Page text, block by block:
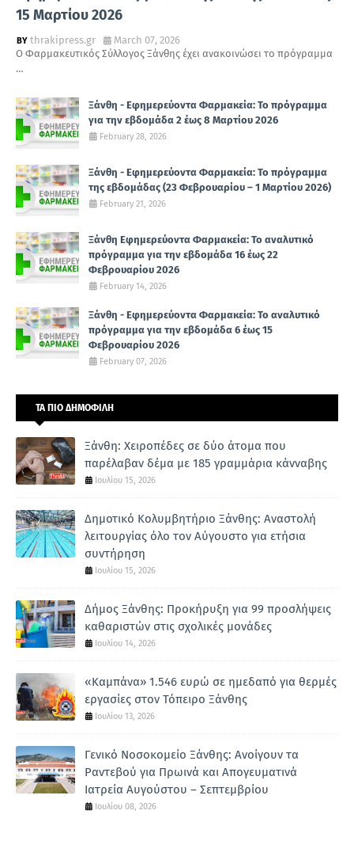
15 Μαρτίου 2026
thrakipress.gr
March 07, 2026
Ο Φαρμακευτικός Σύλλογος Ξάνθης έχει ανακοινώσει το πρόγραμμα
…
Ξάνθη - Εφημερεύοντα Φαρμακεία: Το πρόγραμμα
για την εβδομάδα 2 έως 8 Μαρτίου 2026
February 28, 2026
Ξάνθη - Εφημερεύοντα Φαρμακεία: Το πρόγραμμα
της εβδομάδας (23 Φεβρουαρίου – 1 Μαρτίου 2026)
February 21, 2026
Ξάνθη Εφημερεύοντα Φαρμακεία: Το αναλυτικό
πρόγραμμα για την εβδομάδα 16 έως 22
Φεβρουαρίου 2026
February 14, 2026
Ξάνθη - Εφημερεύοντα Φαρμακεία: Το αναλυτικό
πρόγραμμα για την εβδομάδα 6 έως 15
Φεβρουαρίου 2026
February 07, 2026
ΤΑ ΠΙΟ ΔΗΜΟΦΙΛΗ
Ξάνθη: Χειροπέδες σε δύο άτομα που
παρέλαβαν δέμα με 185 γραμμάρια κάνναβης
Ιουλίου 15, 2026
Δημοτικό Κολυμβητήριο Ξάνθης: Αναστολή
λειτουργίας όλο τον Αύγουστο για ετήσια
συντήρηση
Ιουλίου 15, 2026
Δήμος Ξάνθης: Προκήρυξη για 99 προσλήψεις
καθαριστών στις σχολικές μονάδες
Ιουλίου 14, 2026
«Καμπάνα» 1.546 ευρώ σε ημεδαπό για θερμές
εργασίες στον Τόπειρο Ξάνθης
Ιουλίου 13, 2026
Γενικό Νοσοκομείο Ξάνθης: Ανοίγουν τα
Ραντεβού για Πρωινά και Απογευματινά
Ιατρεία Αυγούστου – Σεπτεμβρίου
Ιουλίου 08, 2026